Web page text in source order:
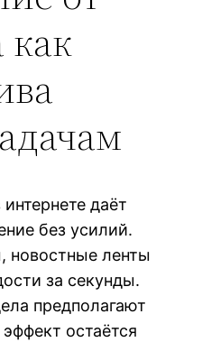
даёт
без усилий.
новостные ленты
за секунды.
предполагают
остаётся